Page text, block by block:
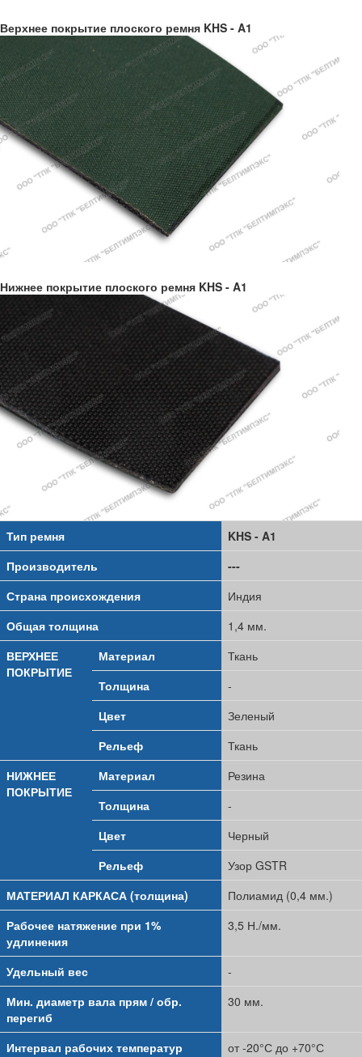
Верхнее покрытие плоского ремня KHS - A1
Нижнее покрытие плоского ремня KHS - A1
Тип ремня
KHS - A1
Производитель
---
Страна происхождения
Индия
Общая толщина
1,4 мм.
ВЕРХНЕЕ
ПОКРЫТИЕ
Материал
Ткань
Толщина
-
Цвет
Зеленый
Рельеф
Ткань
НИЖНЕЕ
ПОКРЫТИЕ
Материал
Резина
Толщина
-
Цвет
Черный
Рельеф
Узор GSTR
МАТЕРИАЛ КАРКАСА (толщина)
Полиамид (0,4 мм.)
Рабочее натяжение при 1%
удлинения
3,5 Н./мм.
Удельный вес
-
Мин. диаметр вала прям / обр.
перегиб
30 мм.
Интервал рабочих температур от -20°С до +70°С